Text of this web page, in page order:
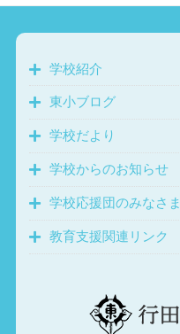
学校紹介
東小ブログ
学校だより
学校からのお知らせ
学校応援団のみなさま
教育支援関連リンク